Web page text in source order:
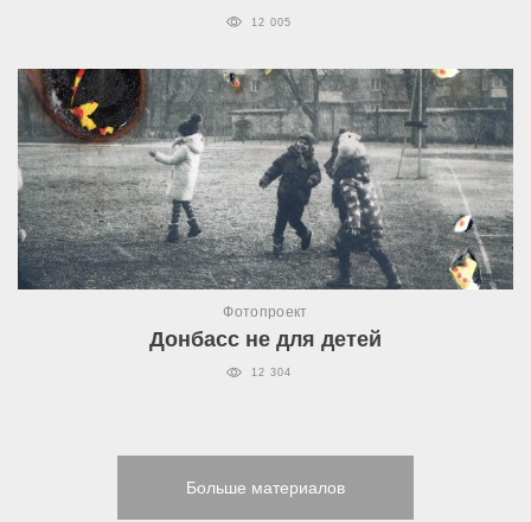
12 005
Фотопроект
Донбасс не для детей
12 304
Больше материалов